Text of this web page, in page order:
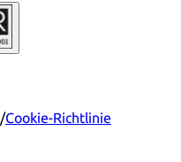
/Cookie-Richtlinie